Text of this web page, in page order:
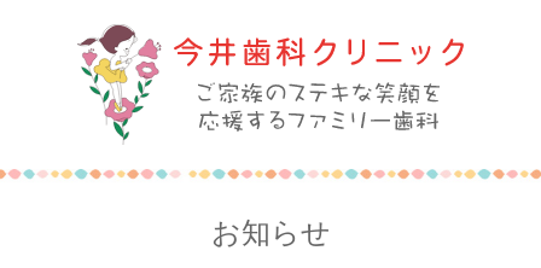
今井歯科クリニック
お知らせ